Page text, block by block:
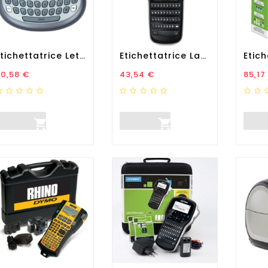
Etichettatrice Letratag...
€

Etichettatrice LabelManager...
Prezzo
43,54 €
